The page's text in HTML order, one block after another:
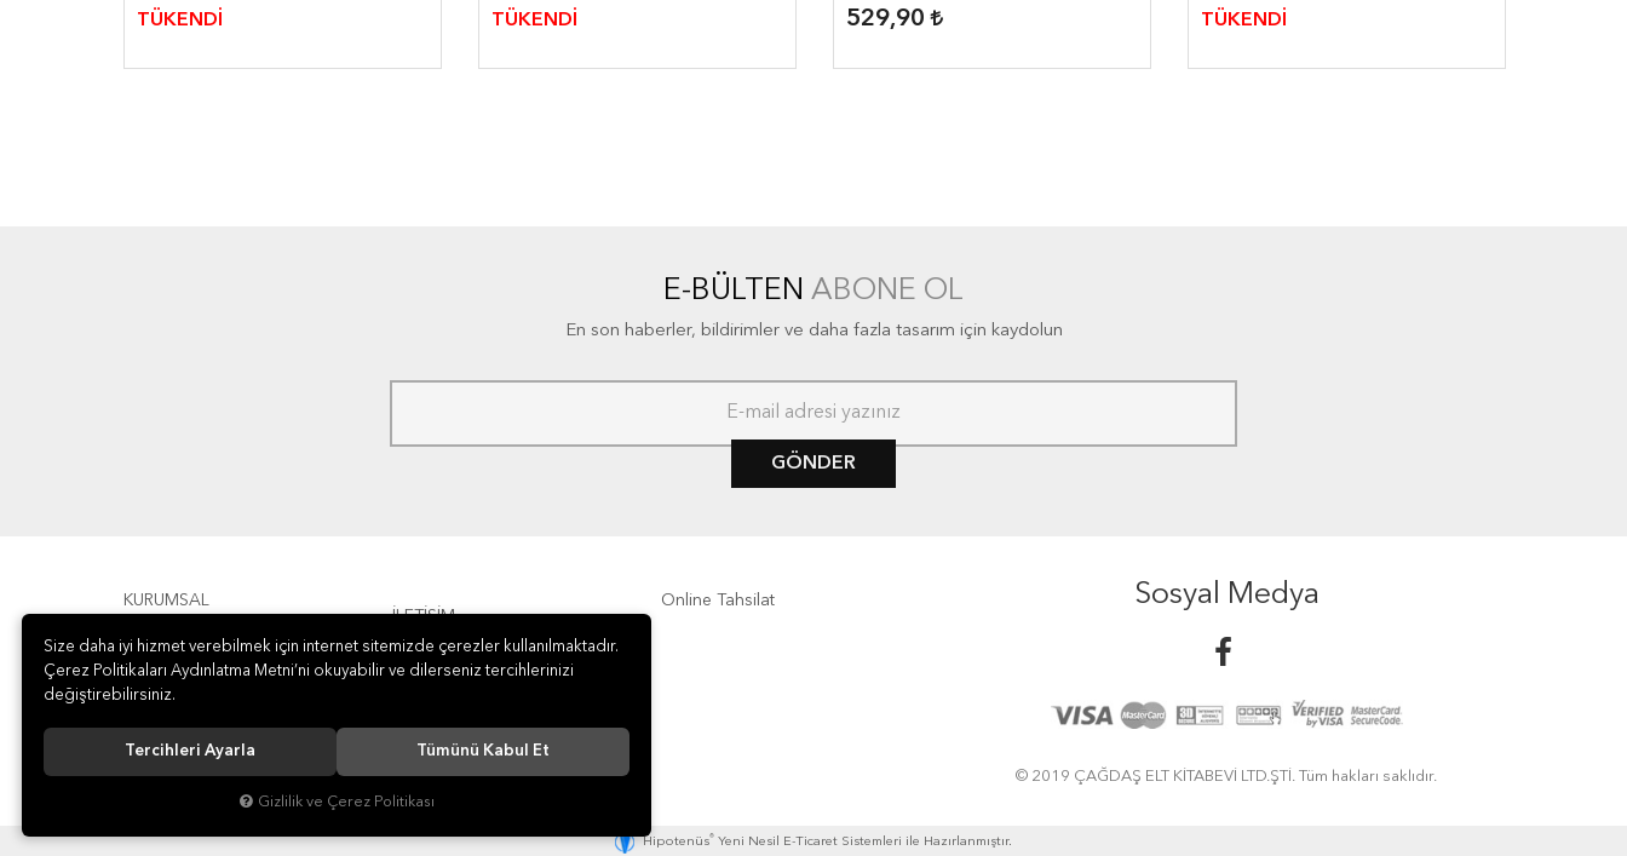
TÜKENDİ TÜKENDİ 529,90 TÜKENDİ
E-BÜLTEN ABONE OL
En son haberler, bildirimler ve daha fazla tasarım için kaydolun
GÖNDER
KURUMSAL
ÖDEME
İLETİŞİM
Online Tahsilat Sosyal Medya
© 2019 ÇAĞDAŞ ELT KİTABEVİ LTD.ŞTİ. Tüm hakları saklıdır.
Hipotenüs® Yeni Nesil E-Ticaret Sistemleri ile Hazırlanmıştır.
Size daha iyi hizmet verebilmek için internet sitemizde çerezler kullanılmaktadır.
Çerez Politikaları Aydınlatma Metni’ni okuyabilir ve dilerseniz tercihlerinizi
değiştirebilirsiniz.
Tercihleri Ayarla Tümünü Kabul Et
Gizlilik ve Çerez Politikası